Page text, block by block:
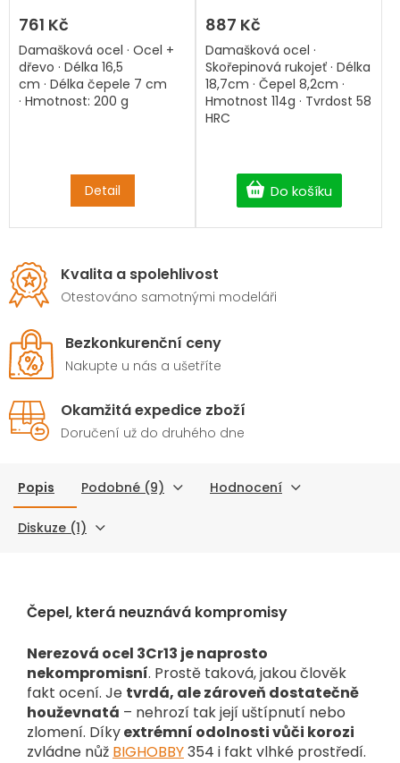
761 Kč
Detail
Damašková ocel · Ocel +
dřevo · Délka 16,5
cm · Délka čepele 7 cm
· Hmotnost: 200 g
z
hvězdiček.
887 Kč
Do košíku
Damašková ocel ·
Skořepinová rukojeť · Délka
18,7cm · Čepel 8,2cm ·
Hmotnost 114g · Tvrdost 58
HRC
Kvalita a spolehlivost
Otestováno samotnými modeláři
Bezkonkurenční ceny
Nakupte u nás a ušetříte
Okamžitá expedice zboží
Doručení už do druhého dne
Popis Podobné (9) Hodnocení
Diskuze (1)
Čepel, která neuznává kompromisy
Nerezová ocel 3Cr13 je naprosto
nekompromisní. Prostě taková, jakou člověk
fakt ocení. Je tvrdá, ale zároveň dostatečně
houževnatá – nehrozí tak její uštípnutí nebo
zlomení. Díkyextrémní odolnosti vůči korozi
zvládne nůž BIGHOBBY354 i fakt vlhké prostředí.